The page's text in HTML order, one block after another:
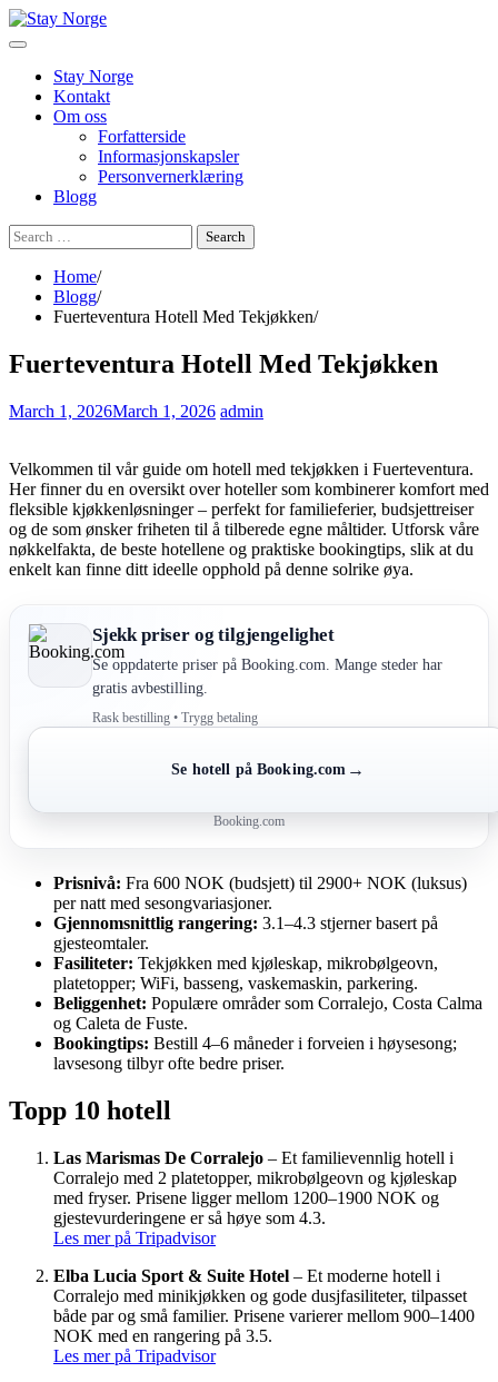
Skip
to
Stay Norge
Kontakt
Om oss
Forfatterside
Informasjonskapsler
Personvernerklæring
Blogg
Search
for:
Home
Blogg
Fuerteventura Hotell Med Tekjøkken
Fuerteventura Hotell Med Tekjøkken
March 1, 2026March 1, 2026 admin
Velkommen til vår guide om hotell med tekjøkken i Fuerteventura.
Her finner du en oversikt over hoteller som kombinerer komfort med
fleksible kjøkkenløsninger – perfekt for familieferier, budsjettreiser
og de som ønsker friheten til å tilberede egne måltider. Utforsk våre
nøkkelfakta, de beste hotellene og praktiske bookingtips, slik at du
enkelt kan finne ditt ideelle opphold på denne solrike øya.
Sjekk priser og tilgjengelighet
Se oppdaterte priser på Booking.com. Mange steder har
gratis avbestilling.
Rask bestilling • Trygg betaling
Se hotell på Booking.com →
Booking.com
Prisnivå: Fra 600 NOK (budsjett) til 2900+ NOK (luksus)
per natt med sesongvariasjoner.
Gjennomsnittlig rangering: 3.1–4.3 stjerner basert på
gjesteomtaler.
Fasiliteter: Tekjøkken med kjøleskap, mikrobølgeovn,
platetopper; WiFi, basseng, vaskemaskin, parkering.
Beliggenhet: Populære områder som Corralejo, Costa Calma
og Caleta de Fuste.
Bookingtips: Bestill 4–6 måneder i forveien i høysesong;
lavsesong tilbyr ofte bedre priser.
Topp 10 hotell
Las Marismas De Corralejo – Et familievennlig hotell i
Corralejo med 2 platetopper, mikrobølgeovn og kjøleskap
med fryser. Prisene ligger mellom 1200–1900 NOK og
gjestevurderingene er så høye som 4.3.
Les mer på Tripadvisor
Elba Lucia Sport & Suite Hotel – Et moderne hotell i
Corralejo med minikjøkken og gode dusjfasiliteter, tilpasset
både par og små familier. Prisene varierer mellom 900–1400
NOK med en rangering på 3.5.
Les mer på Tripadvisor